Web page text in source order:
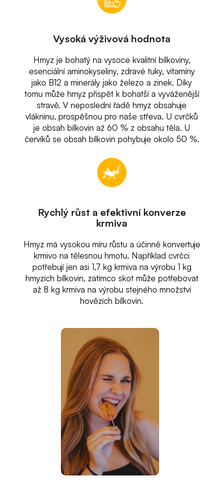
Vysoká výživová hodnota
Hmyz je bohatý na vysoce kvalitní bílkoviny,
esenciální aminokyseliny, zdravé tuky, vitamíny
jako B12 a minerály jako železo a zinek. Díky
tomu může hmyz přispět k bohatší a vyváženější
stravě. V neposlední řadě hmyz obsahuje
vlákninu, prospěšnou pro naše střeva. U cvrčků
je obsah bílkovin až 60 % z obsahu těla. U
červíků se obsah bílkovin pohybuje okolo 50 %.
Rychlý růst a efektivní konverze
krmiva
Hmyz má vysokou míru růstu a účinně konvertuje
krmivo na tělesnou hmotu. Například cvrčci
potřebují jen asi 1,7 kg krmiva na výrobu 1 kg
hmyzích bílkovin, zatímco skot může potřebovat
až 8 kg krmiva na výrobu stejného množství
hovězích bílkovin.